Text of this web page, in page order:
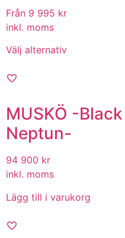
Från 9 995 kr
inkl. moms
Välj alternativ
MUSKÖ -
Neptun-
94 900 kr
inkl. moms
Lägg till i varukorg